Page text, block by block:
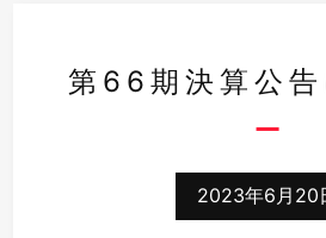
第66期決算公告
2023年6月20